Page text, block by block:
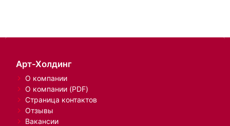
Арт-Холдинг
О компании
О компании (PDF)
Страница контактов
Отзывы
Вакансии